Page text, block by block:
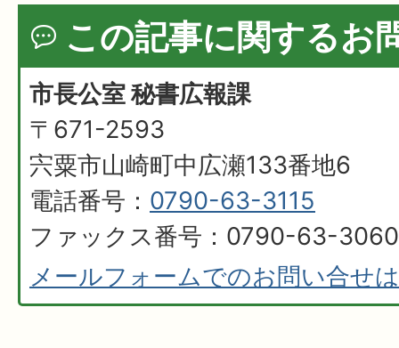
この記事に関するお
市長公室 秘書広報課
〒671-2593
宍粟市山崎町中広瀬133番地6
電話番号： 0790-63-3115
ファックス番号：0790-63-3060
メールフォームでのお問い合せ